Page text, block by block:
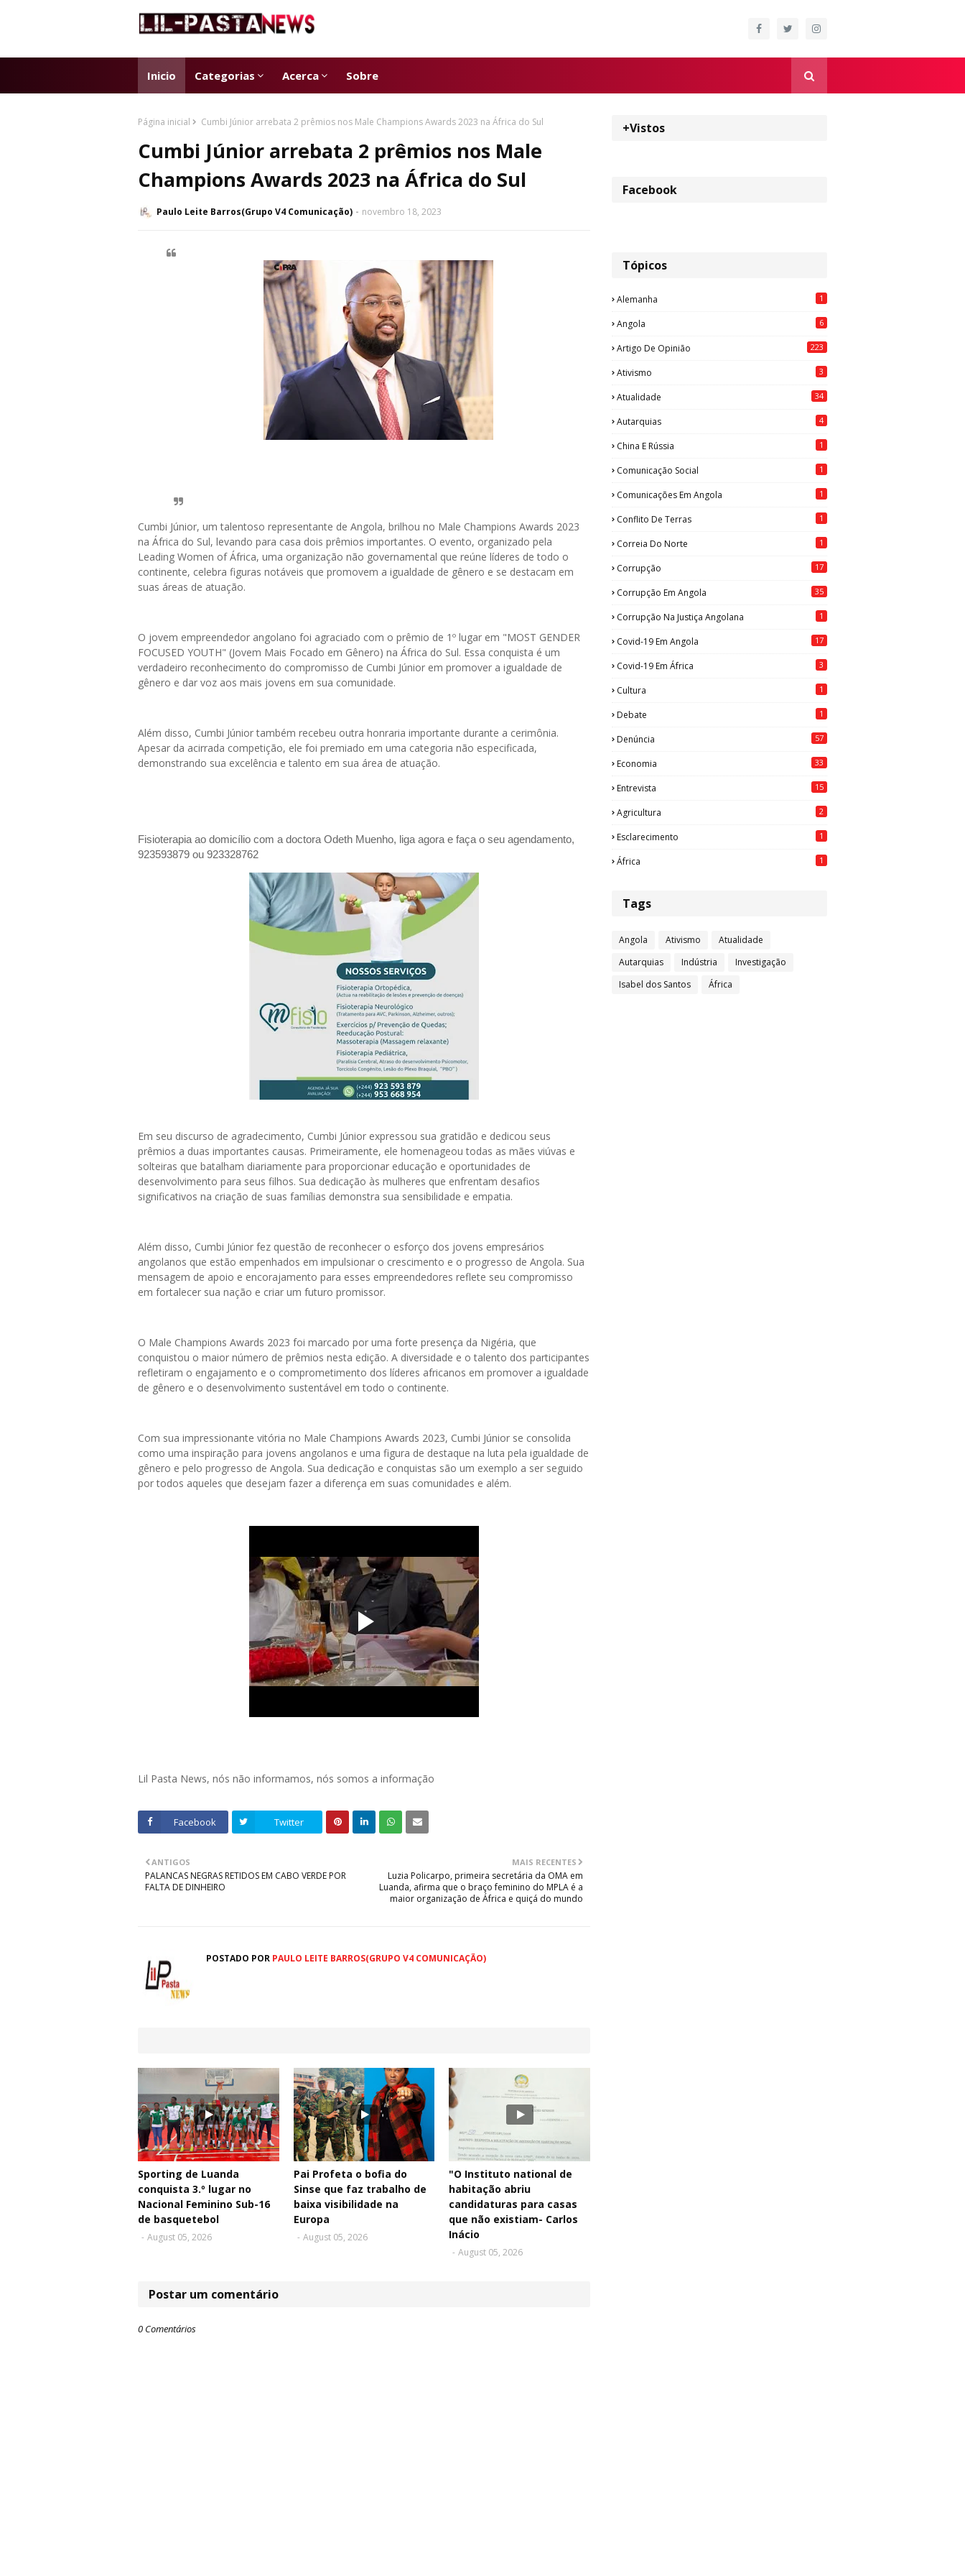
Inicio Categorias Acerca Sobre
Página inicial Cumbi Júnior arrebata 2 prêmios nos Male Champions Awards 2023 na África do Sul
Cumbi Júnior arrebata 2 prêmios nos Male
Champions Awards 2023 na África do Sul
Paulo Leite Barros(Grupo V4 Comunicação) novembro 18, 2023
Cumbi Júnior, um talentoso representante de Angola, brilhou no Male Champions Awards 2023
na África do Sul, levando para casa dois prêmios importantes. O evento, organizado pela
Leading Women of África, uma organização não governamental que reúne líderes de todo o
continente, celebra figuras notáveis que promovem a igualdade de gênero e se destacam em
suas áreas de atuação.
O jovem empreendedor angolano foi agraciado com o prêmio de 1º lugar em "MOST GENDER
FOCUSED YOUTH" (Jovem Mais Focado em Gênero) na África do Sul. Essa conquista é um
verdadeiro reconhecimento do compromisso de Cumbi Júnior em promover a igualdade de
gênero e dar voz aos mais jovens em sua comunidade.
Além disso, Cumbi Júnior também recebeu outra honraria importante durante a cerimônia.
Apesar da acirrada competição, ele foi premiado em uma categoria não especificada,
demonstrando sua excelência e talento em sua área de atuação.
Fisioterapia ao domicílio com a doctora Odeth Muenho, liga agora e faça o seu agendamento,
923593879 ou 923328762
Em seu discurso de agradecimento, Cumbi Júnior expressou sua gratidão e dedicou seus
prêmios a duas importantes causas. Primeiramente, ele homenageou todas as mães viúvas e
solteiras que batalham diariamente para proporcionar educação e oportunidades de
desenvolvimento para seus filhos. Sua dedicação às mulheres que enfrentam desafios
significativos na criação de suas famílias demonstra sua sensibilidade e empatia.
Além disso, Cumbi Júnior fez questão de reconhecer o esforço dos jovens empresários
angolanos que estão empenhados em impulsionar o crescimento e o progresso de Angola. Sua
mensagem de apoio e encorajamento para esses empreendedores reflete seu compromisso
em fortalecer sua nação e criar um futuro promissor.
O Male Champions Awards 2023 foi marcado por uma forte presença da Nigéria, que
conquistou o maior número de prêmios nesta edição. A diversidade e o talento dos participantes
refletiram o engajamento e o comprometimento dos líderes africanos em promover a igualdade
de gênero e o desenvolvimento sustentável em todo o continente.
Com sua impressionante vitória no Male Champions Awards 2023, Cumbi Júnior se consolida
como uma inspiração para jovens angolanos e uma figura de destaque na luta pela igualdade de
gênero e pelo progresso de Angola. Sua dedicação e conquistas são um exemplo a ser seguido
por todos aqueles que desejam fazer a diferença em suas comunidades e além.
Lil Pasta News, nós não informamos, nós somos a informação
Facebook Twitter
MAIS RECENTES
Luzia Policarpo, primeira secretária da OMA em
Luanda, afirma que o braço feminino do MPLA é a
maior organização de África e quiçá do mundo
ANTIGOS
PALANCAS NEGRAS RETIDOS EM CABO VERDE POR
FALTA DE DINHEIRO
POSTADO POR PAULO LEITE BARROS(GRUPO V4 COMUNICAÇÃO)
Sporting de Luanda
conquista 3.º lugar no
Nacional Feminino Sub-16
de basquetebol
- August 05, 2026
Pai Profeta o bofia do
Sinse que faz trabalho de
baixa visibilidade na
Europa
- August 05, 2026
"O Instituto national de
habitação abriu
candidaturas para casas
que não existiam- Carlos
Inácio
- August 05, 2026
Postar um comentário
0 Comentários
+Vistos
Facebook
Tópicos
Alemanha 1
Angola 6
Artigo De Opinião 223
Ativismo 3
Atualidade 34
Autarquias 4
China E Rússia 1
Comunicação Social 1
Comunicações Em Angola 1
Conflito De Terras 1
Correia Do Norte 1
Corrupção 17
Corrupção Em Angola 35
Corrupção Na Justiça Angolana 1
Covid-19 Em Angola 17
Covid-19 Em África 3
Cultura 1
Debate 1
Denúncia 57
Economia 33
Entrevista 15
Agricultura 2
Esclarecimento 1
África 1
Tags
Angola Ativismo
Atualidade
Autarquias
Indústria
Investigação
Isabel dos Santos
África